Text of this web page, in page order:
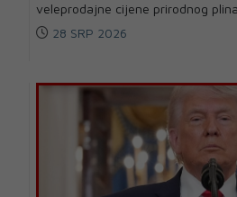
veleprodajne cijene prirodnog plina
28 SRP 2026